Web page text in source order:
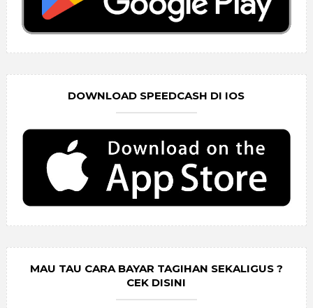
DOWNLOAD SPEEDCASH DI IOS
MAU TAU CARA BAYAR TAGIHAN SEKALIGUS ?
CEK DISINI